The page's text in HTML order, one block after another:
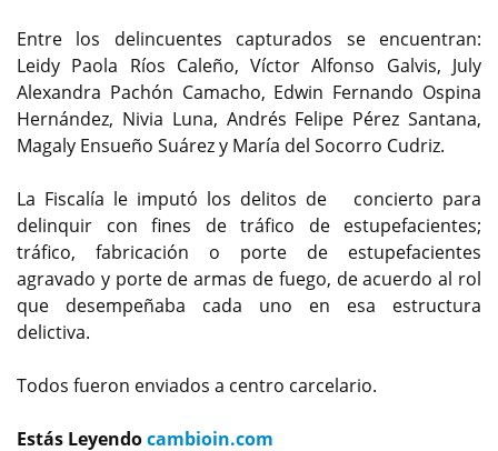
Entre los delincuentes capturados se encuentran:
Leidy Paola Ríos Caleño, Víctor Alfonso Galvis, July
Alexandra Pachón Camacho, Edwin Fernando Ospina
Hernández, Nivia Luna, Andrés Felipe Pérez Santana,
Magaly Ensueño Suárez y María del Socorro Cudriz.
La Fiscalía le imputó los delitos de concierto para
delinquir con fines de tráfico de estupefacientes;
tráfico, fabricación o porte de estupefacientes
agravado y porte de armas de fuego, de acuerdo al rol
que desempeñaba cada uno en esa estructura
delictiva.
Todos fueron enviados a centro carcelario.
Estás Leyendocambioin.com